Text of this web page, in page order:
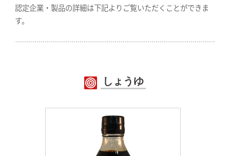
認定企業・製品の詳細は下記よりご覧いただくことができま
す。
しょうゆ